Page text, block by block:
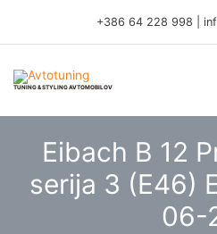
content
+386 64 228 998
TUNING & STYLING AVTOMOBILOV
Eibach B 12
serija 3 (E46)
06-